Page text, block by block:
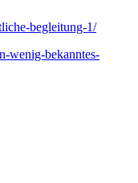
begleitung-1/
wenig-bekanntes-